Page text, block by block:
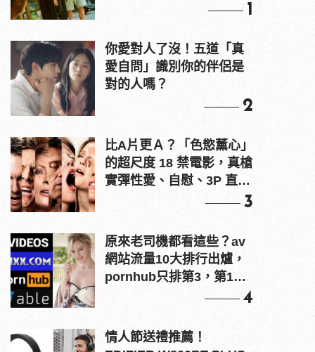
1
你愛對人了沒！五道「真
愛自問」識別你的伴侶是
對的人嗎？
2
比A片更Ａ？「色慾薰心」
的超尺度 18 禁電影，真槍
實彈性愛、自慰、3P 直接
3
原來老司機都看這些？av
網站流量10大排行出爐，
pornhub只排第3，第1名
4
情人節送禮推薦！